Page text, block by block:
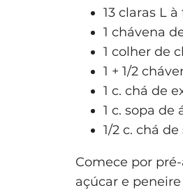
13 claras L
1 chávena
1 colher de
1 + 1/2
1 c. chá de
1 c. sopa de
1/2 c. chá de
Comece por
açúcar e